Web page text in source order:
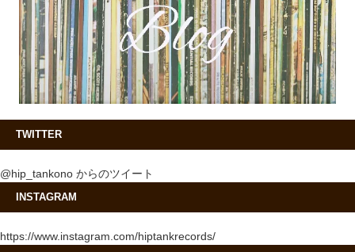
TWITTER
@hip_tankono からのツイート
INSTAGRAM
https://www.instagram.com/hiptankrecords/